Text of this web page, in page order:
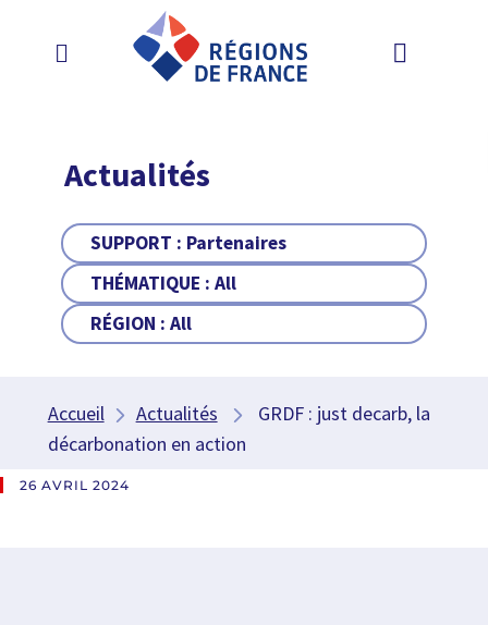
Actualités
SUPPORT : Partenaires
THÉMATIQUE :All
RÉGION :All
Accueil Actualités
GRDF : just decarb, la
décarbonation en action
26 AVRIL 2024